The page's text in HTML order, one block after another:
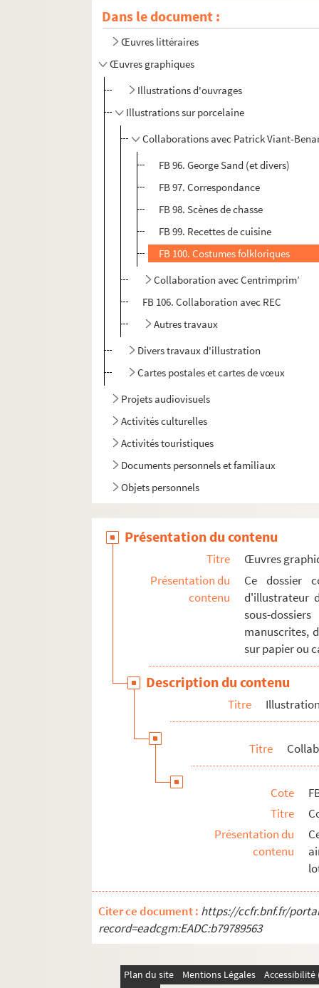
Dans le document :
Œuvres littéraires
Œuvres graphiques
Illustrations d'ouvrages
Illustrations sur porcelaine
Collaborations avec Patrick Viant-
FB 96. George Sand (et divers)
FB 97. Correspondance
FB 98. Scènes de chasse
FB 99. Recettes de cuisine
FB 100. Costumes folkloriques
Collaboration avec Centrimprim’
FB 106. Collaboration avec REC
Autres travaux
Divers travaux d'illustration
Cartes postales et cartes de vœux
Projets audiovisuels
Activités culturelles
Activités touristiques
Documents personnels et familiaux
Objets personnels
Présentation du contenu
Titre
Œuvres
Présentation du
contenu
Ce dossier
d'illustrateur
sous-
manuscrites,
sur papier ou
Description du contenu
Titre
Titre
Cote
Titre
Présentation du
contenu
Citer ce document : https://ccfr.bnf.fr/
record=eadcgm:EADC:b79789563
Plan du site Mentions Légales